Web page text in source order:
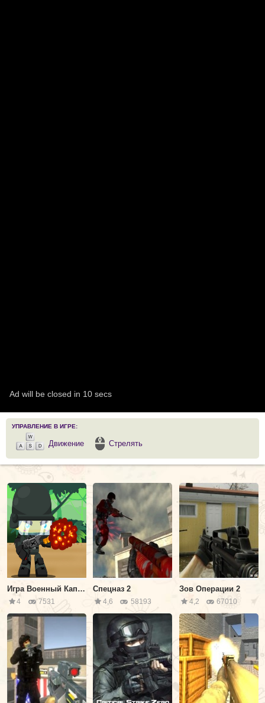
УПРАВЛЕНИЕ В ИГРЕ:
Движение Стрелять
Игра Военный Капитан: Зомби Монстры
4 7531
Спецназ 2
4,6 58193
Зов Операции 2
4,2 67010